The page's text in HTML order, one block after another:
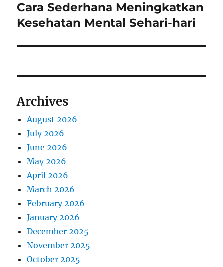
Next
post:
Cara Sederhana Meningkatkan
Kesehatan Mental Sehari-hari
Archives
August 2026
July 2026
June 2026
May 2026
April 2026
March 2026
February 2026
January 2026
December 2025
November 2025
October 2025